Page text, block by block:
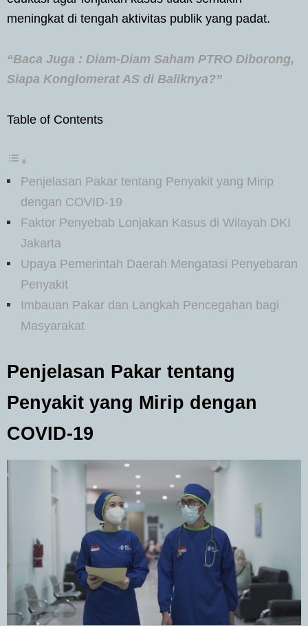
meningkat di tengah aktivitas publik yang padat.
“Baca Juga : Diam-Diam Saham PTRO Diborong,
Siapa Konglomerat AS di Baliknya?”
Table of Contents
Penjelasan Pakar tentang Penyakit yang Mirip
dengan COVID-19
Faktor Penyebab Lonjakan Kasus di Wilayah DKI
Jakarta
Upaya Pemerintah Daerah Mengatasi Penyebaran
Penyakit
Imbauan Pakar dan Langkah Pencegahan bagi
Masyarakat
Penjelasan Pakar tentang
Penyakit yang Mirip dengan
COVID-19